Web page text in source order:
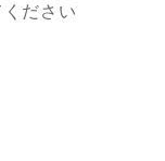
ださい